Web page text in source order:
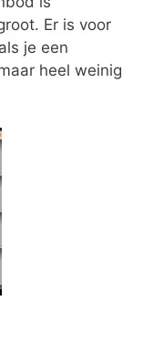
Er is voor
je een
heel weinig